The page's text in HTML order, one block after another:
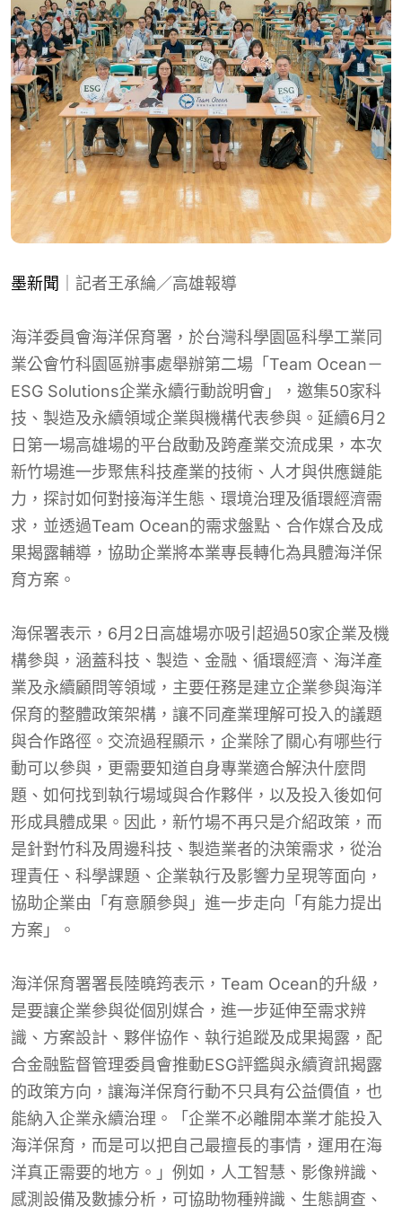
墨新聞 ｜記者王承綸／高雄報導
海洋委員會海洋保育署，於台灣科學園區科學工業同
業公會竹科園區辦事處舉辦第二場「Team Ocean－
ESG Solutions企業永續行動說明會」，邀集50家科
技、製造及永續領域企業與機構代表參與。延續6月2
日第一場高雄場的平台啟動及跨產業交流成果，本次
新竹場進一步聚焦科技產業的技術、人才與供應鏈能
力，探討如何對接海洋生態、環境治理及循環經濟需
求，並透過Team Ocean的需求盤點、合作媒合及成
果揭露輔導，協助企業將本業專長轉化為具體海洋保
育方案。
海保署表示，6月2日高雄場亦吸引超過50家企業及機
構參與，涵蓋科技、製造、金融、循環經濟、海洋產
業及永續顧問等領域，主要任務是建立企業參與海洋
保育的整體政策架構，讓不同產業理解可投入的議題
與合作路徑。交流過程顯示，企業除了關心有哪些行
動可以參與，更需要知道自身專業適合解決什麼問
題、如何找到執行場域與合作夥伴，以及投入後如何
形成具體成果。因此，新竹場不再只是介紹政策，而
是針對竹科及周邊科技、製造業者的決策需求，從治
理責任、科學課題、企業執行及影響力呈現等面向，
協助企業由「有意願參與」進一步走向「有能力提出
方案」。
海洋保育署署長陸曉筠表示，Team Ocean的升級，
是要讓企業參與從個別媒合，進一步延伸至需求辨
識、方案設計、夥伴協作、執行追蹤及成果揭露，配
合金融監督管理委員會推動ESG評鑑與永續資訊揭露
的政策方向，讓海洋保育行動不只具有公益價值，也
能納入企業永續治理。「企業不必離開本業才能投入
海洋保育，而是可以把自己最擅長的事情，運用在海
洋真正需要的地方。」例如，人工智慧、影像辨識、
感測設備及數據分析，可協助物種辨識、生態調查、